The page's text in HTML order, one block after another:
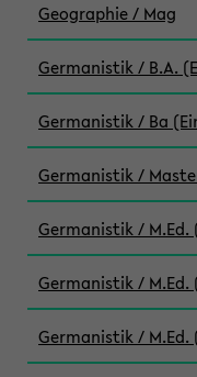
Geographie / Mag
Germanistik / B.A.
Germanistik / Ba
Germanistik /
Germanistik / M.Ed.
Germanistik / M.Ed.
Germanistik / M.Ed.